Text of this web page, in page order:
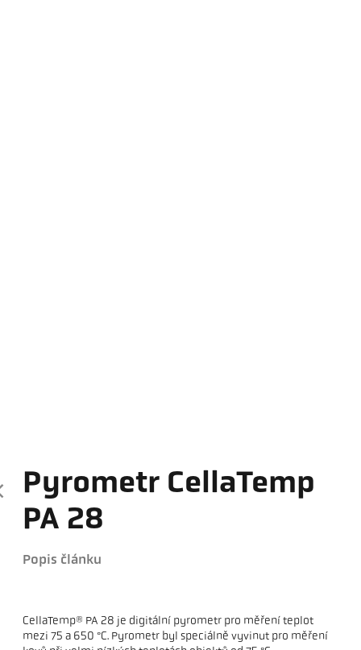
Pyrometr CellaTemp
PA 28
Popis článku
CellaTemp® PA 28 je digitální pyrometr pro měření teplot
mezi 75 a 650 °C. Pyrometr byl speciálně vyvinut pro měření